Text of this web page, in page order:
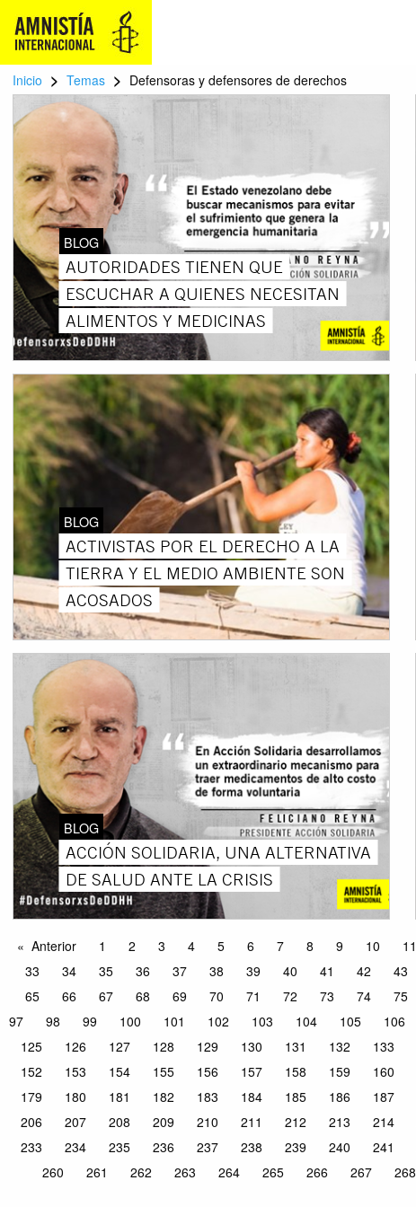
Inicio > Temas > Defensoras y defensores de derechos
BLOG
AUTORIDADES TIENEN QUE
ESCUCHAR A QUIENES NECESITAN
ALIMENTOS Y MEDICINAS
BLOG
ACTIVISTAS POR EL DERECHO A LA
TIERRA Y EL MEDIO AMBIENTE SON
ACOSADOS
BLOG
ACCIÓN SOLIDARIA, UNA ALTERNATIVA
DE SALUD ANTE LA CRISIS
Anterior 1 2 3 4 5 6 7 8 9 10 11
33
34 35 36 37 38 39 40 41 42 43
65
66 67 68 69 70 71 72 73 74 75
97
98 99 100 101 102 103 104 105 106
125
126 127 128 129 130 131 132 133
152
153 154 155 156 157 158 159 160
179
180 181 182 183 184 185 186 187
206
207 208 209 210 211 212 213 214
233
234 235 236 237 238 239 240 241
260
261 262 263 264 265 266 267 268